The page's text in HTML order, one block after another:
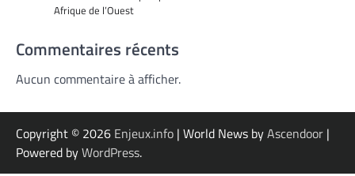
Afrique de l’Ouest
Commentaires récents
Aucun commentaire à afficher.
Copyright © 2026 Enjeux.info | World News byAscendoor |
Powered byWordPress.